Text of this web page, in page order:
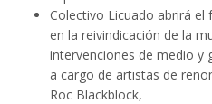
Colectivo Licuado abrirá el
en la reivindicación de la
intervenciones de medio y
a cargo de artistas de
Roc Blackblock,